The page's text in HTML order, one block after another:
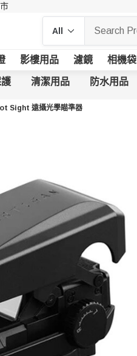
影樓用品 濾鏡 相機袋
清潔用品 防水用品
Sight 遠攝光學瞄準器